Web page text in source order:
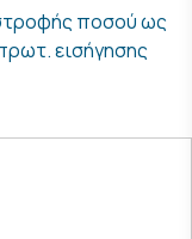
ποσού ως
εισήγησης